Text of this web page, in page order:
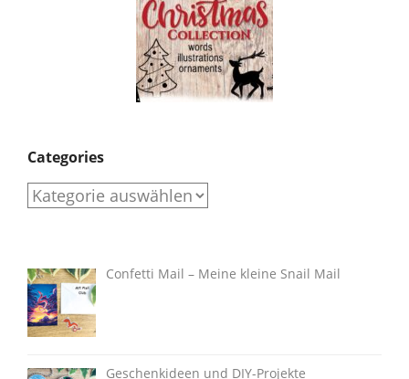
Categories
Categories
Confetti Mail – Meine kleine Snail Mail
Geschenkideen und DIY-Projekte